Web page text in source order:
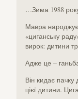
…Зима 1988
Мавра народжує
«циганську
вирок: дитини
Адже це –
Він кидає пачку
цієї дитини.